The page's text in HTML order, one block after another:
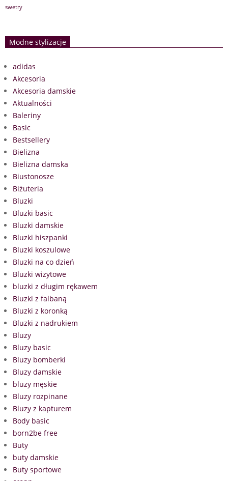
swetry
Modne stylizacje
adidas
Akcesoria
Akcesoria damskie
Aktualności
Baleriny
Basic
Bestsellery
Bielizna
Bielizna damska
Biustonosze
Biżuteria
Bluzki
Bluzki basic
Bluzki damskie
Bluzki hiszpanki
Bluzki koszulowe
Bluzki na co dzień
Bluzki wizytowe
bluzki z długim rękawem
Bluzki z falbaną
Bluzki z koronką
Bluzki z nadrukiem
Bluzy
Bluzy basic
Bluzy bomberki
Bluzy damskie
bluzy męskie
Bluzy rozpinane
Bluzy z kapturem
Body basic
born2be free
Buty
buty damskie
Buty sportowe